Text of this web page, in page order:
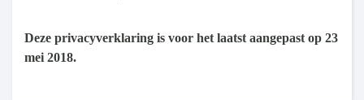
Deze privacyverklaring is voor het laatst aangepast op 23
mei 2018.